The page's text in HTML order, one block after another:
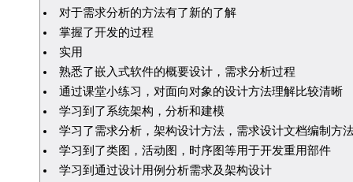
对于需求分析的方法有了新的了解
掌握了开发的过程
实用
熟悉了嵌入式软件的概要设计，需求分析过程
通过课堂小练习，对面向对象的设计方法理解比较清晰
学习到了系统架构，分析和建模
学习了需求分析，架构设计方法，需求设计文档编制方
学习到了类图，活动图，时序图等用于开发重用部件
学习到通过设计用例分析需求及架构设计